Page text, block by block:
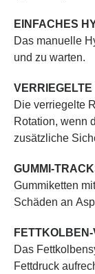
EINFACHES
Das manuelle
und zu warten.
Die verriegelte
Rotation, wenn
zusätzliche
GUMMI-
Gummiketten
Schäden an
Das
Fettdruck